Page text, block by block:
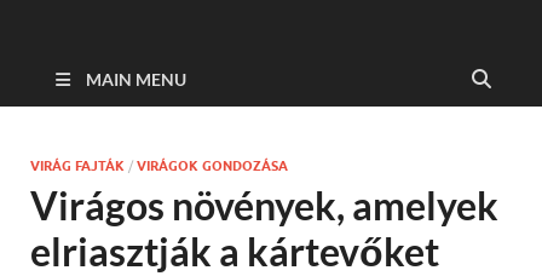
MAIN MENU
VIRÁG FAJTÁK / VIRÁGOK GONDOZÁSA
Virágos növények, amelyek
elriasztják a kártevőket